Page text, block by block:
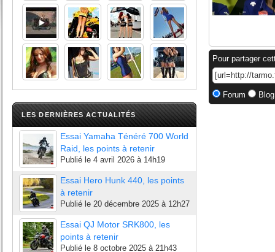
LES DERNIÈRES ACTUALITÉS
Essai Yamaha Ténéré 700 World
Raid, les points à retenir
Publié le 4 avril 2026 à 14h19
Essai Hero Hunk 440, les points
à retenir
Publié le 20 décembre 2025 à 12h27
Essai QJ Motor SRK800, les
points à retenir
Publié le 8 octobre 2025 à 21h43
Pour partager
Forum